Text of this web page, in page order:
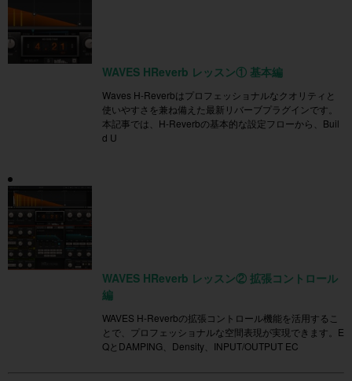
WAVES HReverb レッスン① 基本編
Waves H-Reverbはプロフェッショナルなクオリティと
使いやすさを兼ね備えた最新リバーブプラグインです。
本記事では、H-Reverbの基本的な設定フローから、Buil
d U
WAVES HReverb レッスン② 拡張コントロール
編
WAVES H-Reverbの拡張コントロール機能を活用するこ
とで、プロフェッショナルな空間表現が実現できます。E
QとDAMPING、Density、INPUT/OUTPUT EC